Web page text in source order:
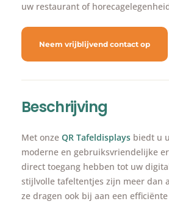
uw restaurant of
Neem vrijblijvend contact op
Beschrijving
Met onze QR Tafeldisplays biedt u
moderne en gebruiksvriendelijke
direct toegang hebben tot uw
stijlvolle tafeltentjes zijn meer dan
ze dragen ook bij aan een